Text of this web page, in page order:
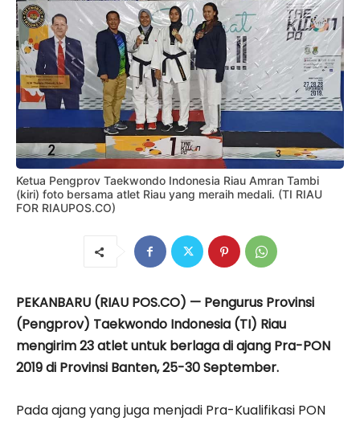
Ketua Pengprov Taekwondo Indonesia Riau Amran Tambi
(kiri) foto bersama atlet Riau yang meraih medali. (TI RIAU
FOR RIAUPOS.CO)
PEKANBARU (RIAU POS.CO) — Pengurus Provinsi
(Pengprov) Taekwondo Indonesia (TI) Riau
mengirim 23 atlet untuk berlaga di ajang Pra-PON
2019 di Provinsi Banten, 25-30 September.
Pada ajang yang juga menjadi Pra-Kualifikasi PON